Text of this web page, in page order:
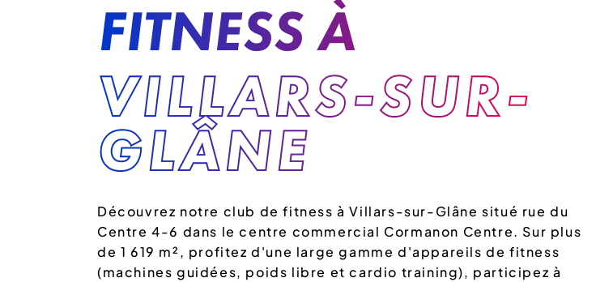
FITNESS À
VILLARS-SUR-
GLÂNE
Découvrez notre club de fitness à Villars-sur-Glâne situé rue du
Centre 4-6 dans le centre commercial Cormanon Centre. Sur plus
de 1 619 m², profitez d'une large gamme d'appareils de fitness
(machines guidées, poids libre et cardio training), participez à